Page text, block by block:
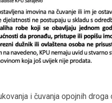
i čuvanja opojnih